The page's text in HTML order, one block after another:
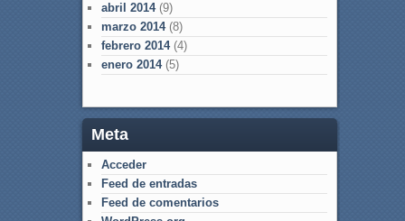
abril 2014(9)
marzo 2014(8)
febrero 2014(4)
enero 2014(5)
Meta
Acceder
Feed de entradas
Feed de comentarios